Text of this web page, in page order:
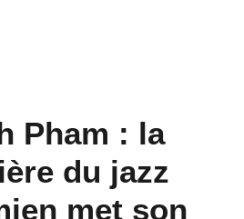
Pham : la
du jazz
met son